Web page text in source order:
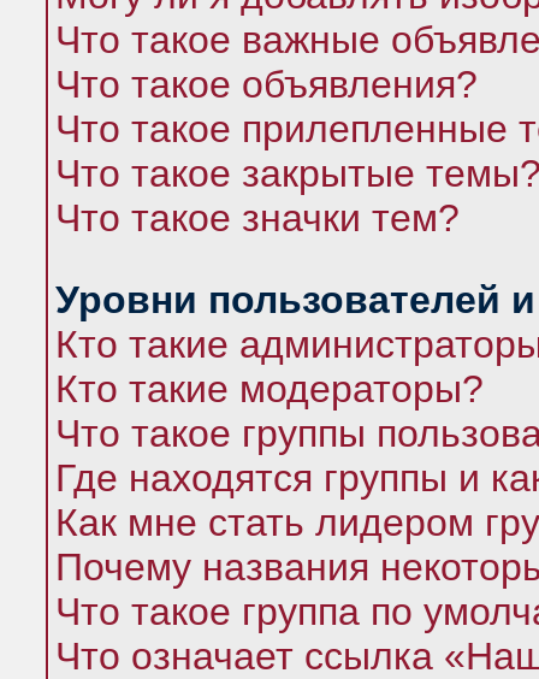
Что такое важные
Что такое объявления?
Что такое прилепленные
Что такое закрытые
Что такое значки тем?
Уровни пользователей
Кто такие
Кто такие модераторы?
Что такое группы
Где находятся группы и
Как мне стать лидером
Почему названия
Что такое группа по
Что означает ссылка